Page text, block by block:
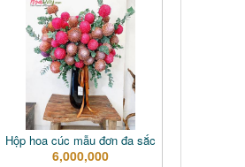
Hộp hoa cúc mẫu đơn đa sắc
6,000,000